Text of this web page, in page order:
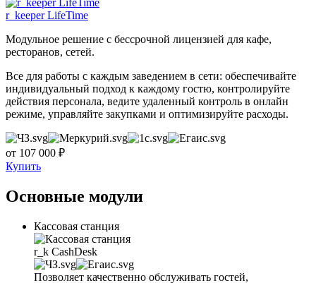
r_keeper LifeTime
Модульное решение с бессрочной лицензией для кафе,
ресторанов, сетей.
Все для работы с каждым заведением в сети: обеспечивайте
индивидуальный подход к каждому гостю, контролируйте
действия персонала, ведите удаленный контроль в онлайн
режиме, управляйте закупками и оптимизируйте расходы.
от 107 000 ₽
Купить
Основные модули
Кассовая станция
r_k CashDesk
Позволяет качественно обслуживать гостей,